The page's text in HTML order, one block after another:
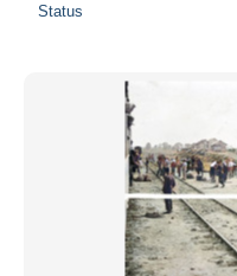
Status